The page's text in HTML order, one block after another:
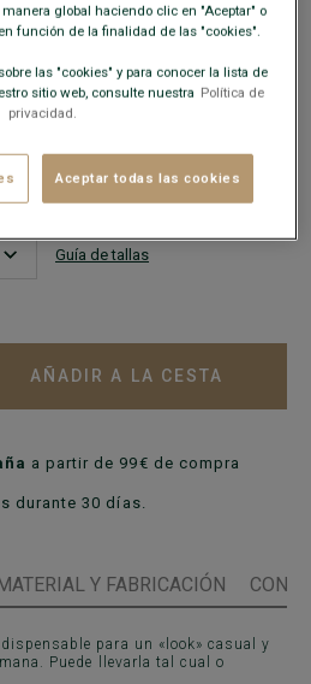
elija una talla más de su talla
Guía de tallas
AÑADIR A LA CESTA
a partir de 99€ de compra
durante 30 días.
MATERIAL Y FABRICACIÓN
para un «look» casual y
Puede llevarla tal cual o
global haciendo clic en "Aceptar" o
función de la finalidad de las "cookies".
las "cookies" y para conocer la lista de
sitio web, consulte nuestra Política de
privacidad.
Aceptar todas las cookies